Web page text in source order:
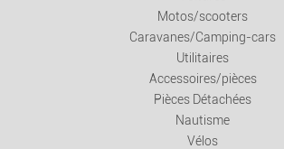
Motos/scooters
Caravanes/Camping-cars
Utilitaires
Accessoires/pièces
Pièces Détachées
Nautisme
Vélos